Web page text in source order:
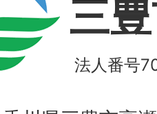
三
法人番号